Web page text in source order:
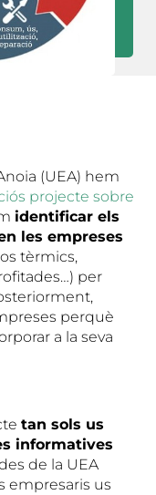
(UEA) hem
projecte sobre
identificar els
les empreses
tèrmics,
per
perquè
a la seva
tan sols us
informatives
de la UEA
empresaris us